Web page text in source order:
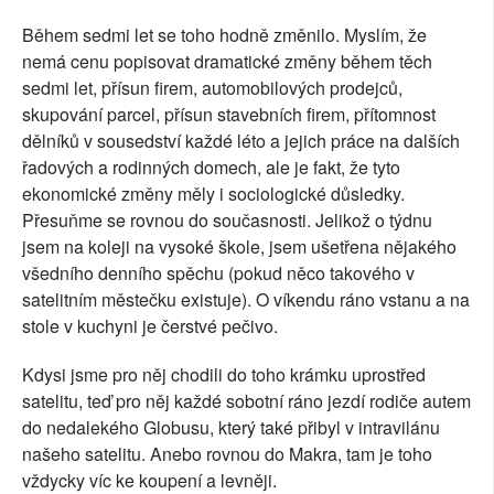
Během sedmi let se toho hodně změnilo. Myslím, že
nemá cenu popisovat dramatické změny během těch
sedmi let, přísun firem, automobilových prodejců,
skupování parcel, přísun stavebních firem, přítomnost
dělníků v sousedství každé léto a jejich práce na dalších
řadových a rodinných domech, ale je fakt, že tyto
ekonomické změny měly i sociologické důsledky.
Přesuňme se rovnou do současnosti. Jelikož o týdnu
jsem na koleji na vysoké škole, jsem ušetřena nějakého
všedního denního spěchu (pokud něco takového v
satelitním městečku existuje). O víkendu ráno vstanu a na
stole v kuchyni je čerstvé pečivo.
Kdysi jsme pro něj chodili do toho krámku uprostřed
satelitu, teď pro něj každé sobotní ráno jezdí rodiče autem
do nedalekého Globusu, který také přibyl v intravilánu
našeho satelitu. Anebo rovnou do Makra, tam je toho
vždycky víc ke koupení a levněji.